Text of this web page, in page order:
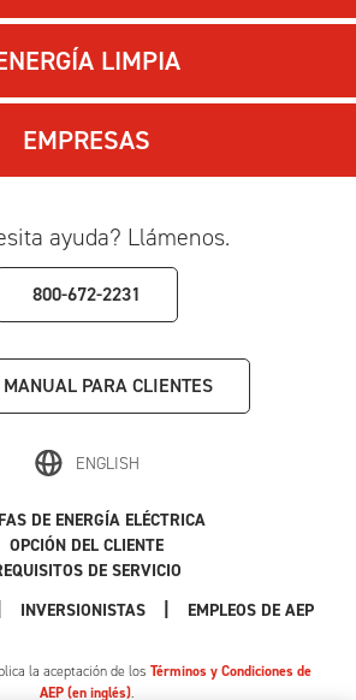
LIMPIA
EMPRESAS
ayuda? Llámenos.
800-672-2231
MANUAL PARA CLIENTES
ENGLISH
INVERSIONISTAS EMPLEOS DE AEP
DE ENERGÍA ELÉCTRICA
OPCIÓN DEL CLIENTE
DE SERVICIO
la aceptación de los Términos y Condiciones de
AEP (en inglés).